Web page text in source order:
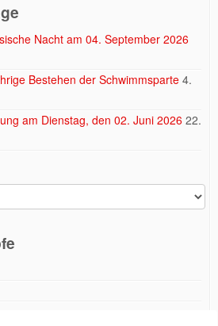
Nacht am 04. September 2026
Bestehen der Schwimmsparte 4.
am Dienstag, den 02. Juni 2026 22.